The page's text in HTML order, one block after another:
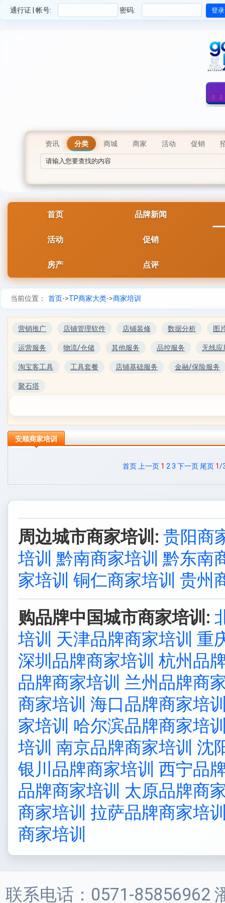
通行证 | 帐号: 密码:
资讯 分类 商城 商家 活动 促销
首页 品牌新闻
活动 促销
房产 点评
当前位置： 首页->TP商家大类->商家培训
营销推广 店铺管理软件 店铺装修 数据分析 图
运营服务 物流/仓储 其他服务 品控服务 无线应
淘宝客工具 工具套餐 店铺基础服务 金融/保险服务
聚石塔
安顺商家培训
首页 上一页 1 2 3 下一页 尾页 1/
周边城市商家培训: 贵阳商
培训 黔南商家培训 黔东南
家培训 铜仁商家培训 贵州
购品牌中国城市商家培训:
培训 天津品牌商家培训 重
深圳品牌商家培训 杭州品
品牌商家培训 兰州品牌商
商家培训 海口品牌商家培
家培训 哈尔滨品牌商家培
培训 南京品牌商家培训 沈
银川品牌商家培训 西宁品
品牌商家培训 太原品牌商
商家培训 拉萨品牌商家培
商家培训
联系电话：0571-85856962